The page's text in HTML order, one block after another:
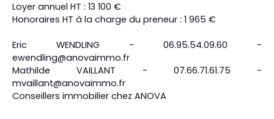
Loyer annuel HT : 13 100 €
Honoraires HT à la charge du preneur : 1 965 €
Eric WENDLING - 06.95.54.09.60 -
ewendling@anovaimmo.fr
Mathilde VAILLANT - 07.66.71.61.75 -
mvaillant@anovaimmo.fr
Conseillers immobilier chez ANOVA